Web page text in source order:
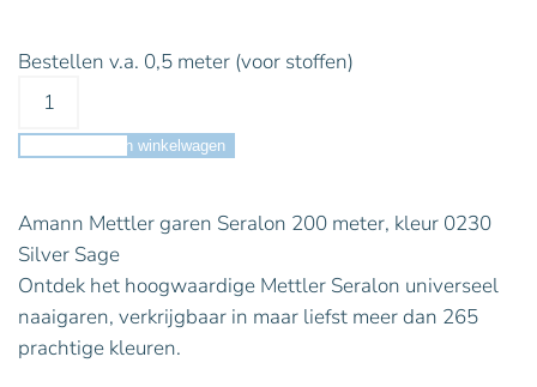
Bestellen v.a. 0,5 meter (voor stoffen)
Toevoegen aan winkelwagen
Amann Mettler garen Seralon 200 meter, kleur 0230
Silver Sage
Ontdek het hoogwaardige Mettler Seralon universeel
naaigaren, verkrijgbaar in maar liefst meer dan 265
prachtige kleuren.